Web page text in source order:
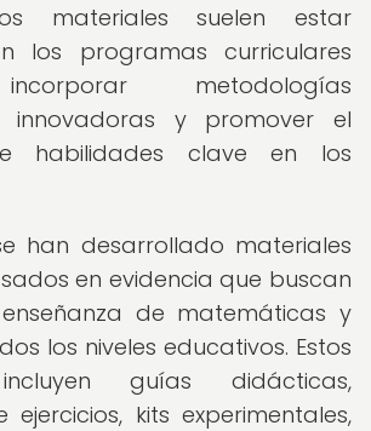
materiales suelen estar
los programas curriculares
metodologías
innovadoras y promover el
habilidades clave en los
han desarrollado materiales
en evidencia que buscan
de matemáticas y
los niveles educativos. Estos
guías didácticas,
kits experimentales,